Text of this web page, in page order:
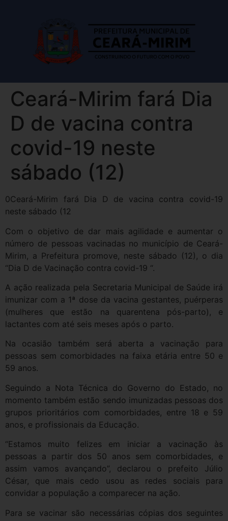
Ceará-Mirim fará Dia
D de vacina contra
covid-19 neste
sábado (12)
0Ceará-Mirim fará Dia D de vacina contra covid-19
neste sábado (12
Com o objetivo de dar mais agilidade e aumentar o
número de pessoas vacinadas no município de Ceará-
Mirim, a Prefeitura promove, neste sábado (12), o dia
“Dia D de Vacinação contra covid-19 “.
A ação realizada pela Secretaria Municipal de Saúde irá
imunizar com a 1ª dose da vacina gestantes, puérperas
(mulheres que estão na quarentena pós-parto), e
lactantes com até seis meses após o parto.
Na ocasião também será aberta a vacinação para
pessoas sem comorbidades na faixa etária entre 50 e
59 anos.
Seguindo a Nota Técnica do Governo do Estado, no
momento também estão sendo imunizadas pessoas dos
grupos prioritários com comorbidades, entre 18 e 59
anos, e profissionais da Educação.
“Estamos muito felizes em iniciar a vacinação às
pessoas a partir dos 50 anos sem comorbidades, e
assim vamos avançando”, declarou o prefeito Júlio
César, que mais cedo usou as redes sociais para
convidar a população a comparecer na ação.
Para se vacinar são necessárias cópias dos seguintes